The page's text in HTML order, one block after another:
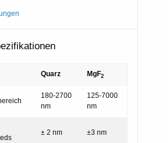
Quarz MgF2
180-2700
nm
125-7000
nm
± 2 nm ±3 nm